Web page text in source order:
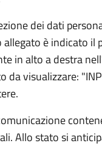
dei dati
è indicato
in alto a destra
visualizzare:
Allo stato si